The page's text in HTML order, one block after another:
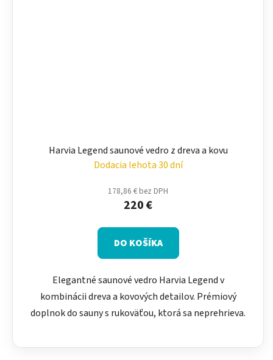
Harvia Legend saunové vedro z dreva a kovu
Dodacia lehota 30 dní
178,86 € bez DPH
220 €
DO KOŠÍKA
Elegantné saunové vedro Harvia Legend v
kombinácii dreva a kovových detailov. Prémiový
doplnok do sauny s rukoväťou, ktorá sa neprehrieva.